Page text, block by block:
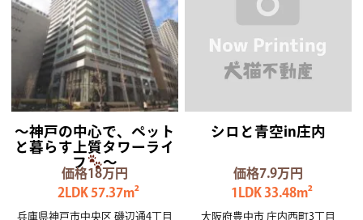
～神戸の中心で、ペット
と暮らす上質タワーライ
フ
～
価格18万円
2LDK 57.37m²
兵庫県神戸市中央区 磯辺通4丁目
シロと青空in庄内
価格7.9万円
1LDK 33.48m²
大阪府豊中市 庄内西町3丁目